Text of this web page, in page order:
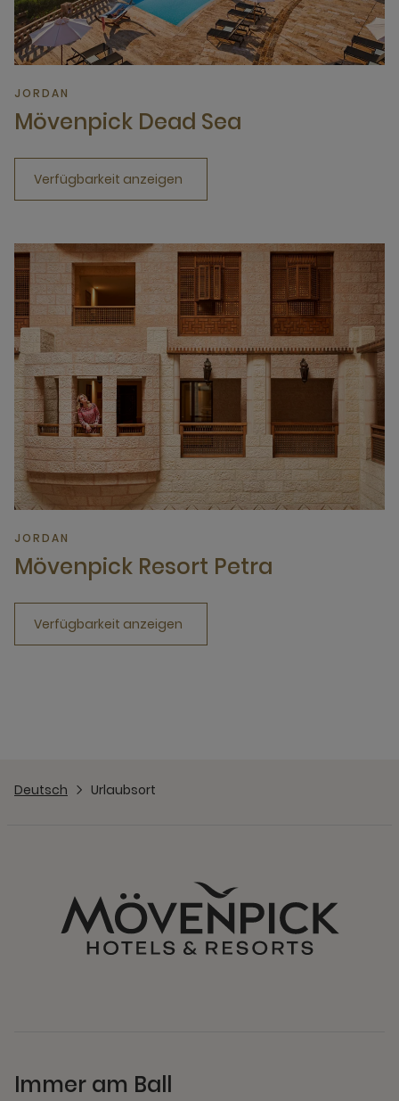
JORDAN
Mövenpick Dead Sea
Verfügbarkeit anzeigen
JORDAN
Mövenpick Resort Petra
Verfügbarkeit anzeigen
Deutsch Urlaubsort
Immer am Ball